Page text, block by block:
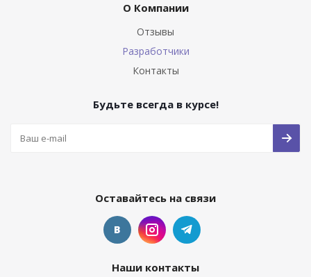
О Компании
Отзывы
Разработчики
Контакты
Будьте всегда в курсе!
Оставайтесь на связи
Наши контакты